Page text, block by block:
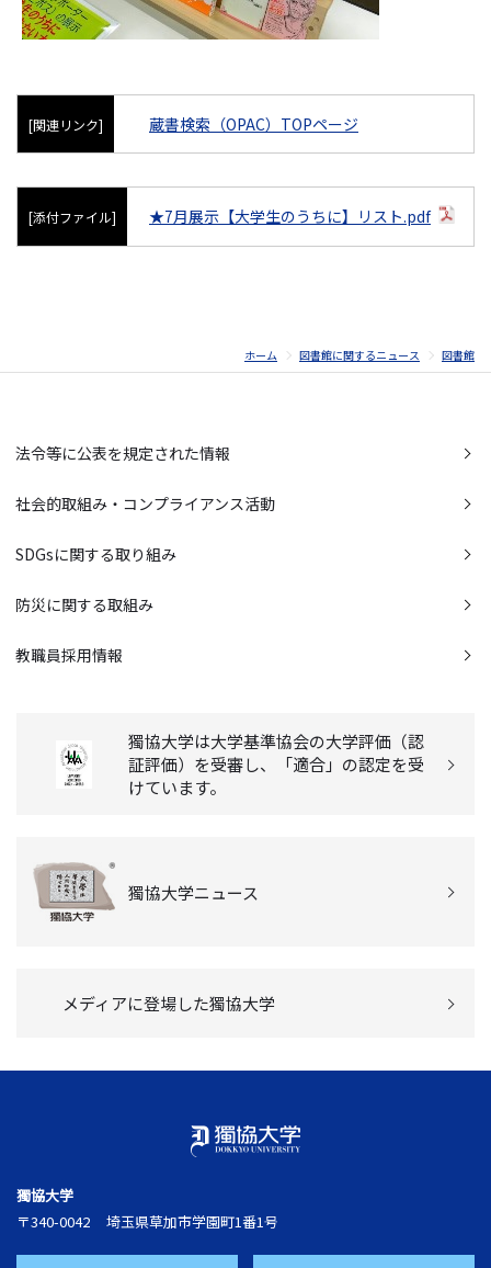
[関連リンク] 蔵書検索（OPAC）TOPページ
[添付ファイル] ★7月展示【大学生のうちに】リスト.pdf
ホーム 図書館に関するニュース 図書館
法令等に公表を規定された情報
社会的取組み・コンプライアンス活動
SDGsに関する取り組み
防災に関する取組み
教職員採用情報
獨協大学は大学基準協会の大学評価（認
証評価）を受審し、「適合」の認定を受
けています。
獨協大学ニュース
メディアに登場した獨協大学
獨協大学
〒340-0042
埼玉県草加市学園町1番1号